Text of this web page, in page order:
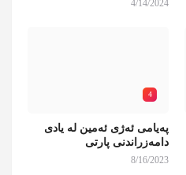
4/14/2024
4
پەیامی ئەژی ئەمین لە یادی
دامەزراندنی پارتی
8/16/2023